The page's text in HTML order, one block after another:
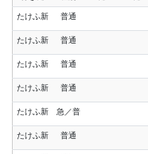
たけふ新 普通
たけふ新 普通
たけふ新 普通
たけふ新 普通
たけふ新 急／普
たけふ新 普通